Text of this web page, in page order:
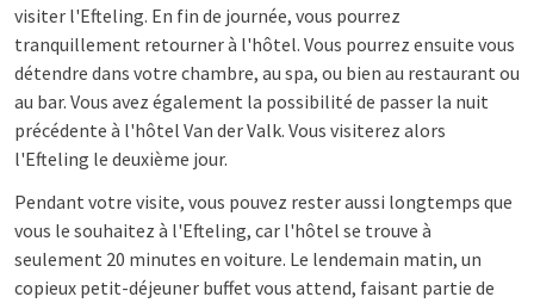
visiter l'Efteling. En fin de journée, vous pourrez
tranquillement retourner à l'hôtel. Vous pourrez ensuite vous
détendre dans votre chambre, au spa, ou bien au restaurant ou
au bar. Vous avez également la possibilité de passer la nuit
précédente à l'hôtel Van der Valk. Vous visiterez alors
l'Efteling le deuxième jour.
Pendant votre visite, vous pouvez rester aussi longtemps que
vous le souhaitez à l'Efteling, car l'hôtel se trouve à
seulement 20 minutes en voiture. Le lendemain matin, un
copieux petit-déjeuner buffet vous attend, faisant partie de